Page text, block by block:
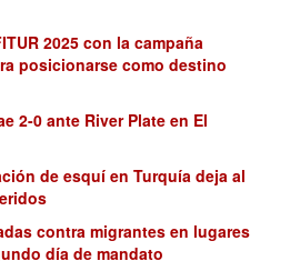
2025 con la campaña
posicionarse como destino
2-0 ante River Plate en El
de esquí en Turquía deja al
contra migrantes en lugares
día de mandato